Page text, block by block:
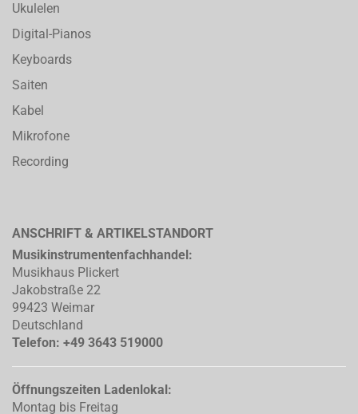
Ukulelen
Digital-Pianos
Keyboards
Saiten
Kabel
Mikrofone
Recording
ANSCHRIFT & ARTIKELSTANDORT
Musikinstrumentenfachhandel:
Musikhaus Plickert
Jakobstraße 22
99423 Weimar
Deutschland
Telefon: +49 3643 519000
Öffnungszeiten Ladenlokal:
Montag bis Freitag